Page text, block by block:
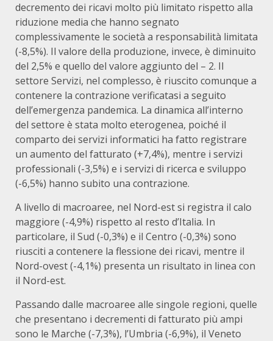
decremento dei ricavi molto più limitato rispetto alla
riduzione media che hanno segnato
complessivamente le società a responsabilità limitata
(-8,5%). Il valore della produzione, invece, è diminuito
del 2,5% e quello del valore aggiunto del – 2. Il
settore Servizi, nel complesso, è riuscito comunque a
contenere la contrazione verificatasi a seguito
dell’emergenza pandemica. La dinamica all’interno
del settore è stata molto eterogenea, poiché il
comparto dei servizi informatici ha fatto registrare
un aumento del fatturato (+7,4%), mentre i servizi
professionali (-3,5%) e i servizi di ricerca e sviluppo
(-6,5%) hanno subito una contrazione.
A livello di macroaree, nel Nord-est si registra il calo
maggiore (-4,9%) rispetto al resto d’Italia. In
particolare, il Sud (-0,3%) e il Centro (-0,3%) sono
riusciti a contenere la flessione dei ricavi, mentre il
Nord-ovest (-4,1%) presenta un risultato in linea con
il Nord-est.
Passando dalle macroaree alle singole regioni, quelle
che presentano i decrementi di fatturato più ampi
sono le Marche (-7,3%), l’Umbria (-6,9%), il Veneto